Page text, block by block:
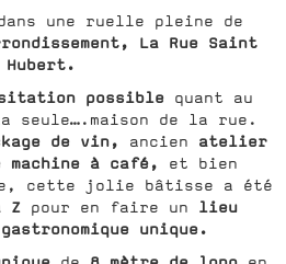
dans une ruelle pleine de
La Rue Saint
Hubert.
possiblequant au
seule….maison de la rue.
de vin, ancien atelier
machine à café,
et bien
cette jolie bâtisse a été
Z pour en faire un
lieu
unique.